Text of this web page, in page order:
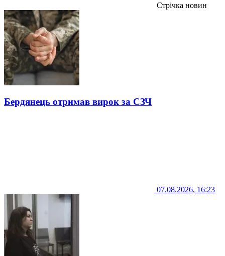
Стрічка новин
Бердянець отримав вирок за СЗЧ
07.08.2026, 16:23